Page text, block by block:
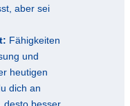
aber sei
Fähigkeiten
und
heutigen
dich an
desto besser